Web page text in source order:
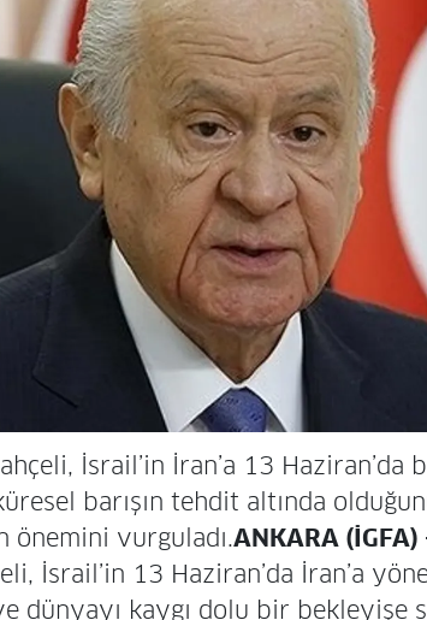
İsrail’in İran’a 13 Haziran’da
barışın tehdit altında
önemini vurguladı.ANKARA (İGFA)
İsrail’in 13 Haziran’da İran’a
dünyayı kaygı dolu bir bekleyişe